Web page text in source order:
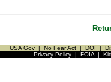
USA Gov | No Fear Act | DOI |
Privacy Policy| FOIA|